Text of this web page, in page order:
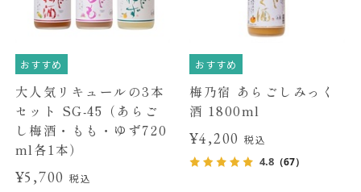
おすすめ
大人気リキュールの3本
セット SG-45（あらご
し梅酒・もも・ゆず720
ml各1本）
¥5,700税込
おすすめ
梅乃宿 あらごしみっく
酒 1800ml
¥4,200 税込
4.8 （67）